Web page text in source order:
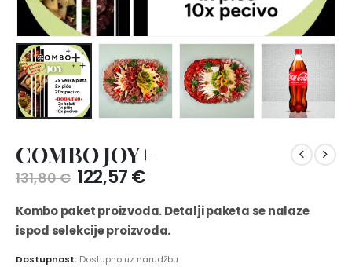
COMBO JOY+
131,80€ Izvorna
cijena
bila
je:
131,80 €.
122,57€Trenutna
je:
122,57 €.
Kombo paket proizvoda. Detalji paketa se nalaze
ispod selekcije proizvoda.
Dostupnost: Dostupno uz narudžbu